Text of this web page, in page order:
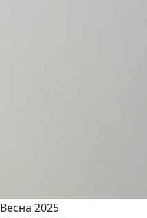
Весна 2025